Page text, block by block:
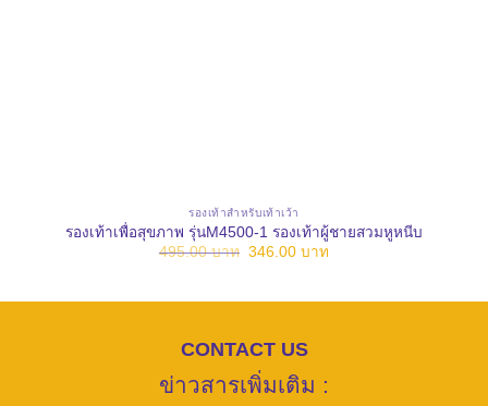
รองเท้าสำหรับเท้าเว้า
รองเท้าเพื่อสุขภาพ รุ่นM4500-1 รองเท้าผู้ชายสวมหูหนีบ
495.00บาท Original
346.00บาท
CONTACT US
ข่าวสารเพิ่มเติม :